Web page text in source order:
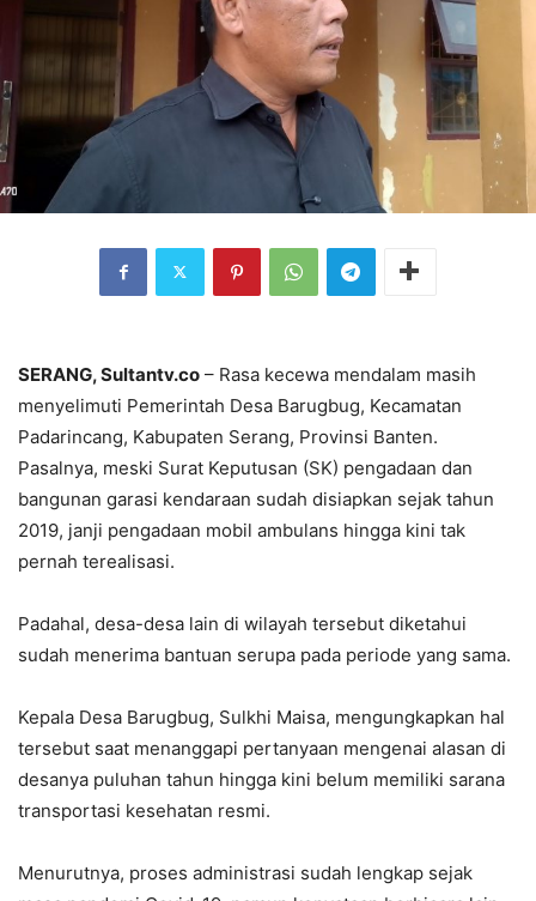
‎SERANG, Sultantv.co – Rasa kecewa mendalam masih
menyelimuti Pemerintah Desa Barugbug, Kecamatan
Padarincang, Kabupaten Serang, Provinsi Banten.
Pasalnya, meski Surat Keputusan (SK) pengadaan dan
bangunan garasi kendaraan sudah disiapkan sejak tahun
2019, janji pengadaan mobil ambulans hingga kini tak
pernah terealisasi.
‎Padahal, desa-desa lain di wilayah tersebut diketahui
sudah menerima bantuan serupa pada periode yang sama.
‎Kepala Desa Barugbug, Sulkhi Maisa, mengungkapkan hal
tersebut saat menanggapi pertanyaan mengenai alasan di
desanya puluhan tahun hingga kini belum memiliki sarana
transportasi kesehatan resmi.
‎Menurutnya, proses administrasi sudah lengkap sejak